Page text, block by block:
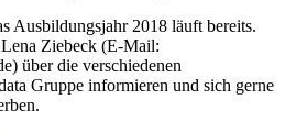
Ausbildungsjahr 2018 läuft bereits.
Ziebeck (E-Mail:
über die verschiedenen
Gruppe informieren und sich gerne